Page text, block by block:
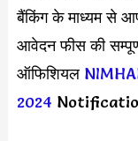
बैंकिंग के माध्यम से
आवेदन फीस की
ऑफिशियल
2024